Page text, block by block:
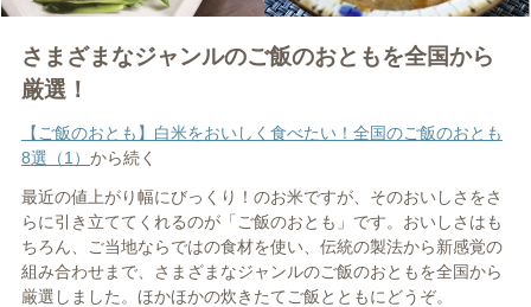
さまざまなジャンルのご飯のおともを全国から
厳選！
【ご飯のおとも】白米をおいしく食べたい！全国のご飯のおとも
8選（1） から続く
最近の値上がり幅にびっくり！のお米ですが、そのおいしさをさ
らに引き立ててくれるのが「ご飯のおとも」です。おいしさはも
ちろん、ご当地ならではの食材を使い、伝統の製法から新感覚の
組み合わせまで、さまざまなジャンルのご飯のおともを全国から
厳選しました。ほかほかの炊きたてご飯とともにどうぞ。